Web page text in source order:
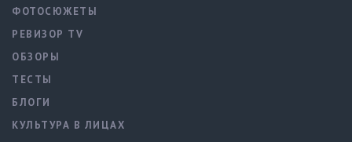
ФОТОСЮЖЕТЫ
РЕВИЗОР TV
ОБЗОРЫ
ТЕСТЫ
БЛОГИ
КУЛЬТУРА В ЛИЦАХ